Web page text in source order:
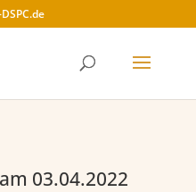
03.04.2022